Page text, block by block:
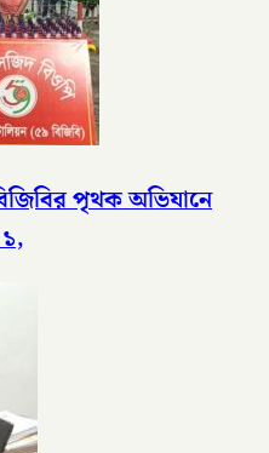
পৃথক অভিযানে